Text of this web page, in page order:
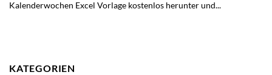
Kalenderwochen Excel Vorlage kostenlos herunter und...
KATEGORIEN